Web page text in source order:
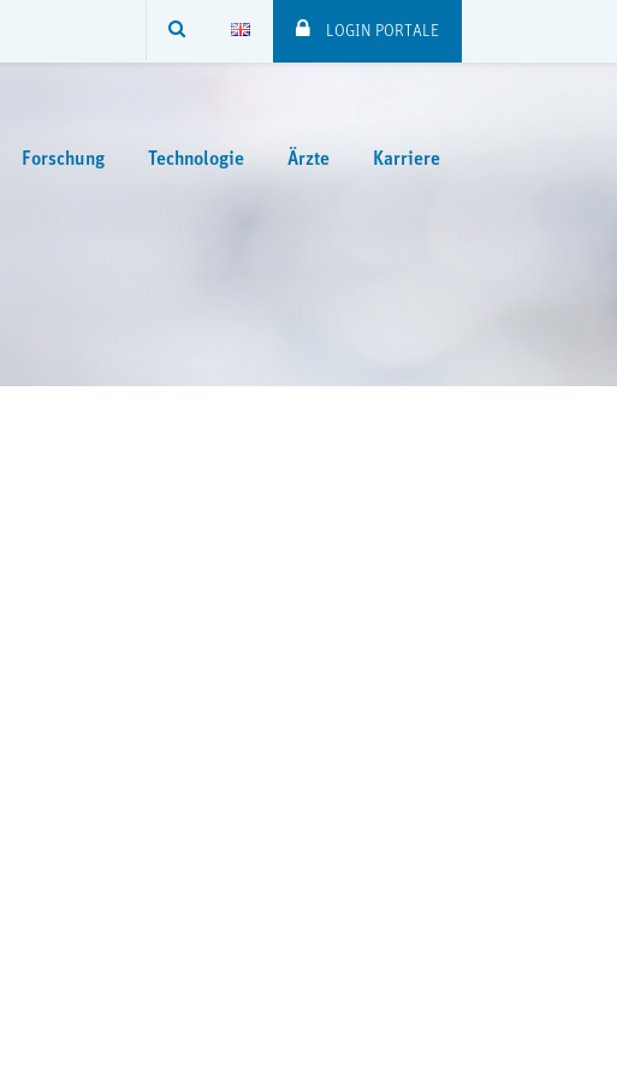
SUCHE LOGIN PORTALE
Forschung Technologie Ärzte Karriere